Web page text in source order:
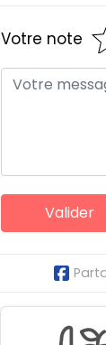
Votre note